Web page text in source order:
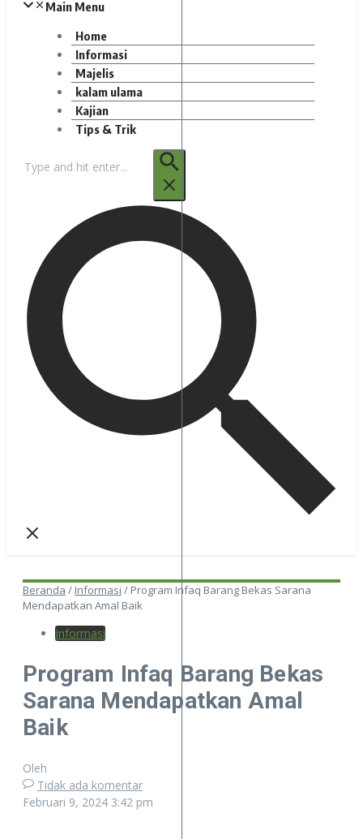
Main Menu
Home
Informasi
Majelis
kalam ulama
Kajian
Tips & Trik
untuk:
Beranda / Informasi / Program Infaq Barang Bekas Sarana
Mendapatkan Amal Baik
Informasi
Program Infaq Barang Bekas
Sarana Mendapatkan Amal
Baik
Oleh
Tidak ada komentar
Februari 9, 2024 3:42 pm